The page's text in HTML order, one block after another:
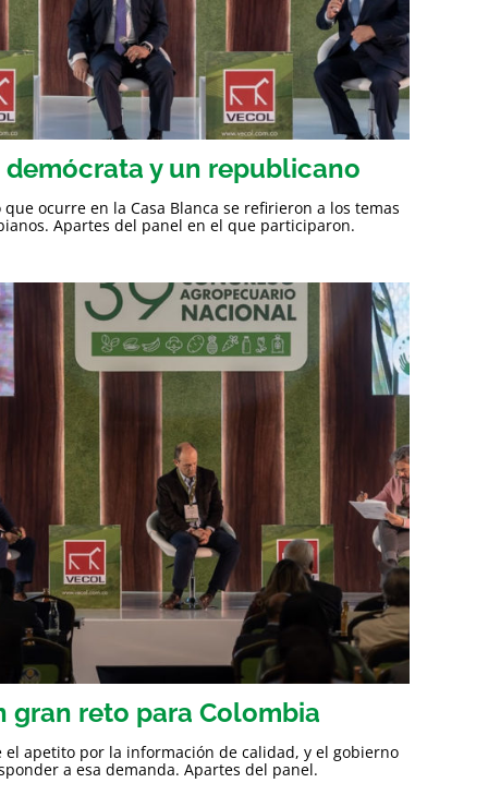
demócrata y un republicano
ocurre en la Casa Blanca se refirieron a los temas
Apartes del panel en el que participaron.
gran reto para Colombia
el apetito por la información de calidad, y el gobierno
a esa demanda. Apartes del panel.